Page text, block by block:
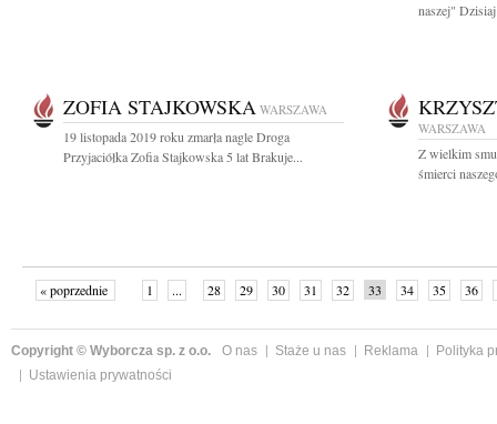
naszej"
ZOFIA STAJKOWSKA WARSZAWA
19 listopada 2019 roku zmarła nagle Droga
Przyjaciółka Zofia Stajkowska 5 lat Brakuje...
WARSZAWA
Z wielkim
śmierci
« poprzednie 1 ... 28 29 30 31 32 33 34 35 36
Copyright © Wyborcza sp. z o.o. O nas Staże u nas Reklama
Polityka
Ustawienia prywatności